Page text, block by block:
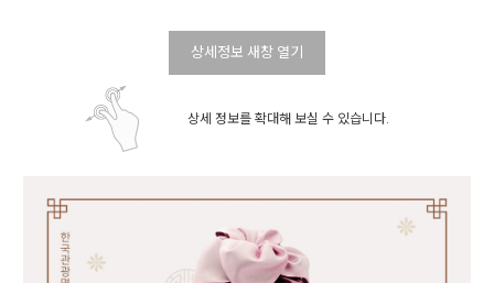
상세정보 새창 열기
상세 정보를 확대해 보실 수 있습니다.